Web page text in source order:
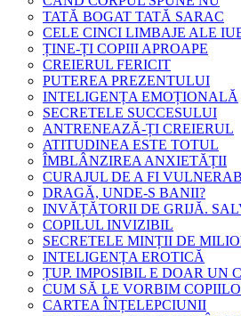
TATĂ BOGAT TATĂ SARAC
CELE CINCI LIMBAJE ALE
ȚINE-ȚI COPIII APROAPE
CREIERUL FERICIT
PUTEREA PREZENTULUI
INTELIGENȚA EMOȚIONALĂ
SECRETELE SUCCESULUI
ANTRENEAZĂ-ȚI CREIERUL
ATITUDINEA ESTE TOTUL
ÎMBLÂNZIREA ANXIETĂȚII
CURAJUL DE A FI
DRAGĂ, UNDE-S BANII?
INVĂȚĂTORII DE GRIJĂ.
COPILUL INVIZIBIL
SECRETELE MINȚII DE
INTELIGENȚA EROTICĂ
ȚUP. IMPOSIBIL E DOAR UN
CUM SĂ LE VORBIM
CARTEA ÎNȚELEPCIUNII